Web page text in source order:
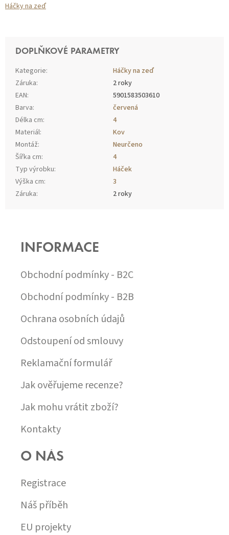
Háčky na zeď
DOPLŇKOVÉ PARAMETRY
Kategorie:
Háčky na zeď
Záruka:
2 roky
EAN:
5901583503610
Barva:
červená
Délka cm:
4
Materiál:
Kov
Montáž:
Neurčeno
Šířka cm:
4
Typ výrobku:
Háček
Výška cm:
3
Záruka:
2 roky
INFORMACE
Obchodní podmínky - B2C
Obchodní podmínky - B2B
Ochrana osobních údajů
Odstoupení od smlouvy
Reklamační formulář
Jak ověřujeme recenze?
Jak mohu vrátit zboží?
Kontakty
O NÁS
Registrace
Náš příběh
EU projekty